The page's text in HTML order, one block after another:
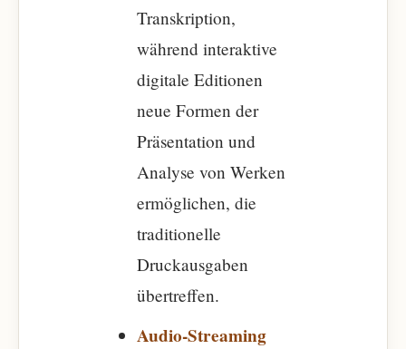
Transkription,
während interaktive
digitale Editionen
neue Formen der
Präsentation und
Analyse von Werken
ermöglichen, die
traditionelle
Druckausgaben
übertreffen.
Audio-Streaming